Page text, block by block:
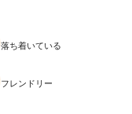
落ち着いている
フレンドリー